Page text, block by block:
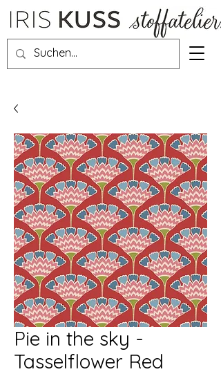
Pie in the sky -
Tasselflower Red